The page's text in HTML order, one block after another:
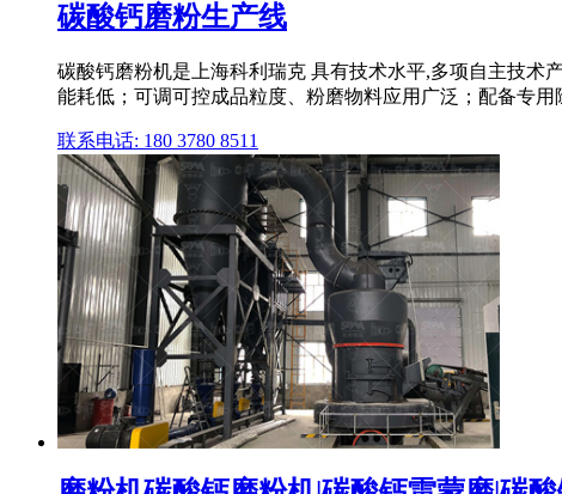
碳酸钙磨粉生产线
碳酸钙磨粉机是上海科利瑞克 具有技术水平,多项自主技术
能耗低；可调可控成品粒度、粉磨物料应用广泛；配备专用
联系电话: 180 3780 8511